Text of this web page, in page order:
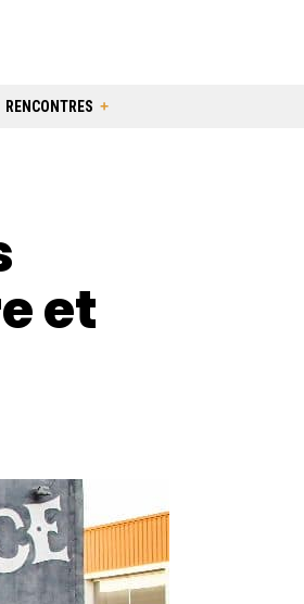
RENCONTRES
et